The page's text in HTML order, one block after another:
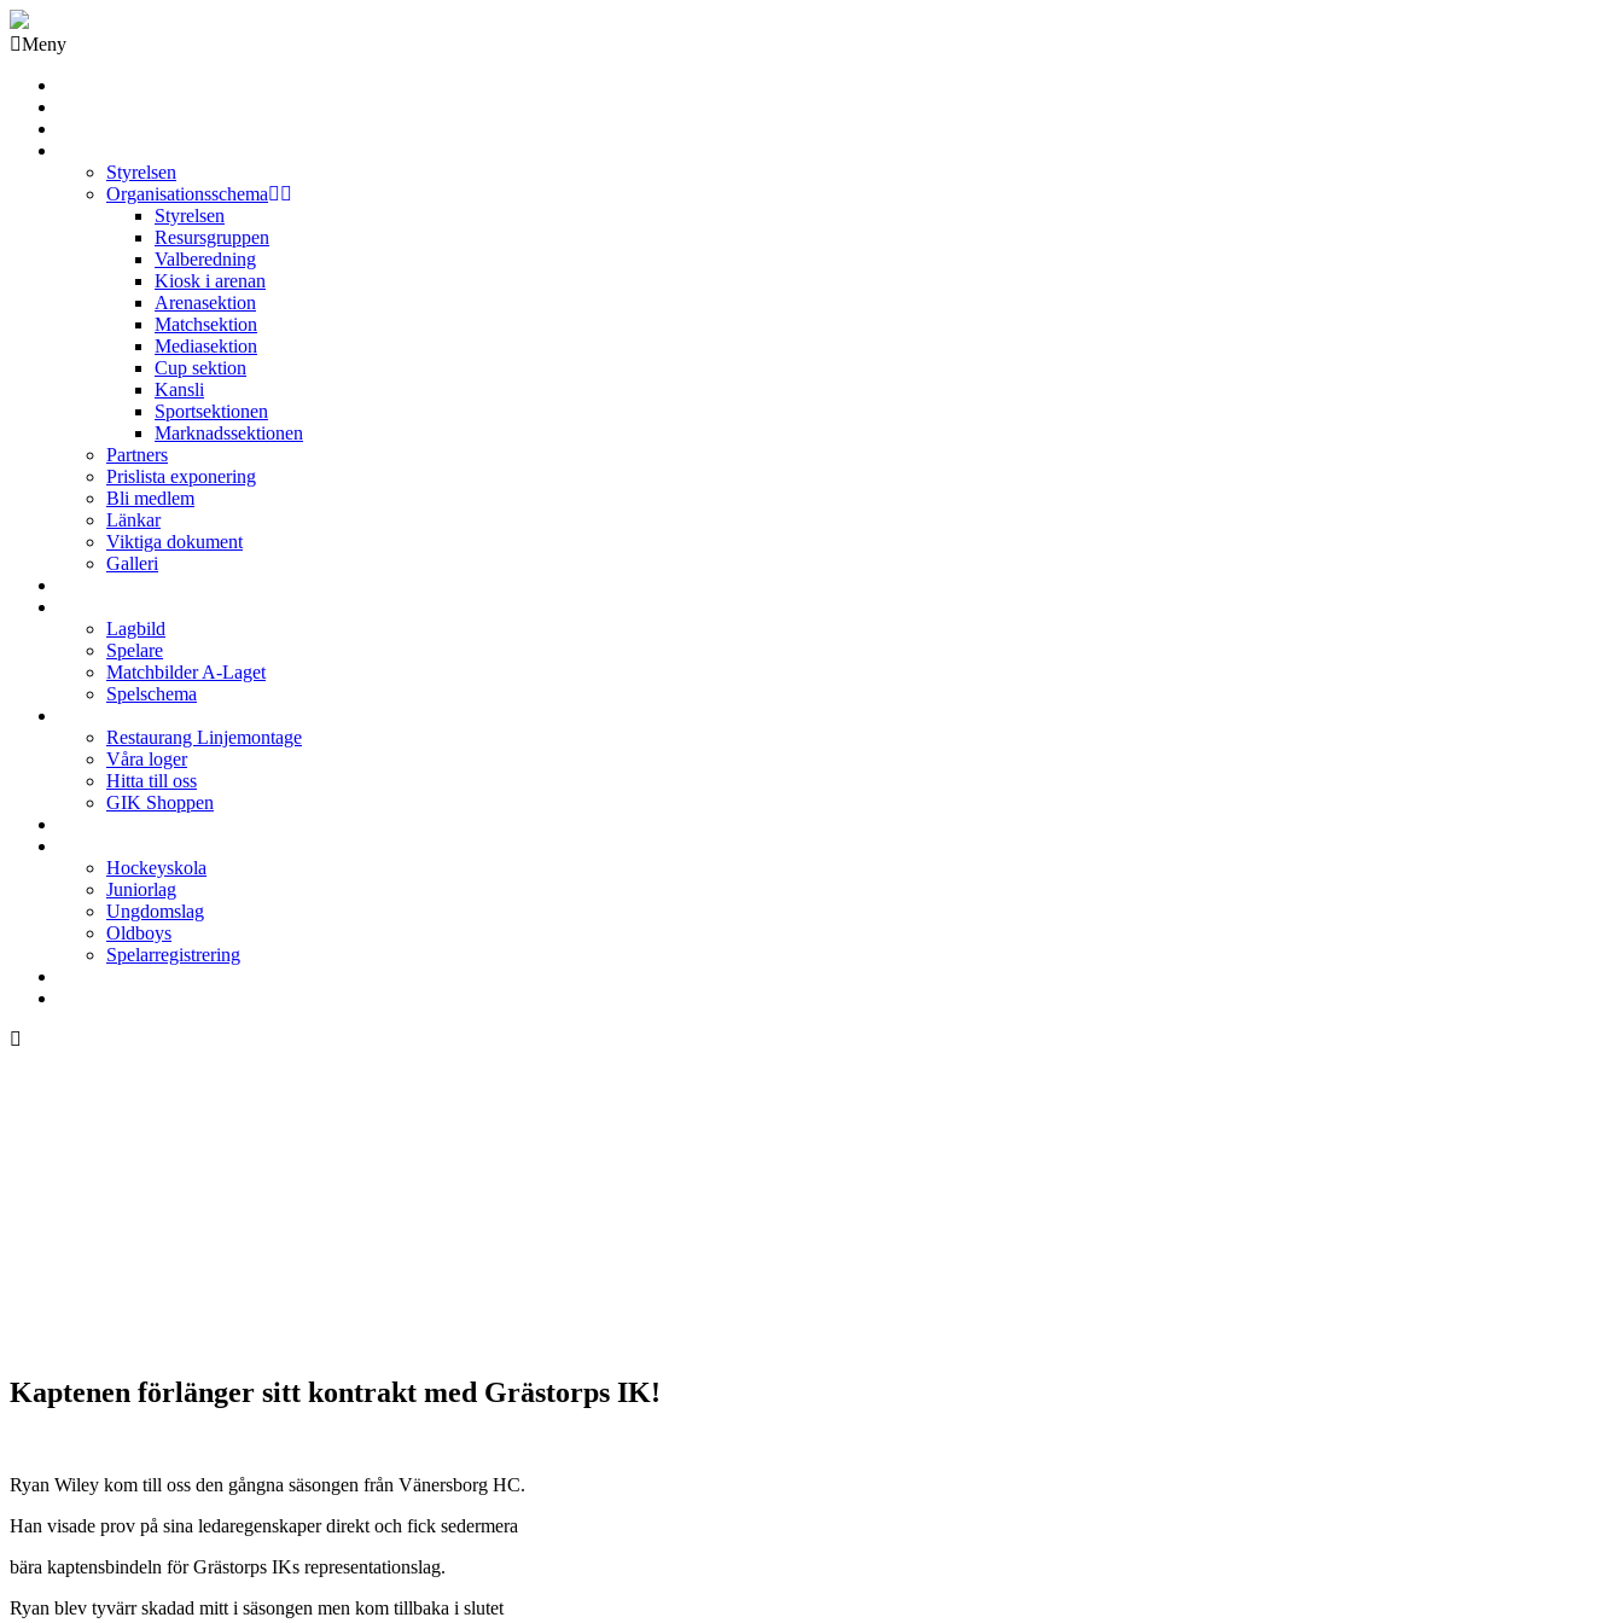
Meny
Styrelsen
Organisationsschema
Styrelsen
Resursgruppen
Valberedning
Kiosk i arenan
Arenasektion
Matchsektion
Mediasektion
Cup sektion
Kansli
Sportsektionen
Marknadssektionen
Partners
Prislista exponering
Bli medlem
Länkar
Viktiga dokument
Galleri
Lagbild
Spelare
Matchbilder A-Laget
Spelschema
Restaurang Linjemontage
Våra loger
Hitta till oss
GIK Shoppen
Hockeyskola
Juniorlag
Ungdomslag
Oldboys
Spelarregistrering
Kaptenen förlänger sitt kontrakt med Grästorps IK!
Ryan Wiley kom till oss den gångna säsongen från Vänersborg HC.
Han visade prov på sina ledaregenskaper direkt och fick sedermera
bära kaptensbindeln för Grästorps IKs representationslag.
Ryan blev tyvärr skadad mitt i säsongen men kom tillbaka i slutet